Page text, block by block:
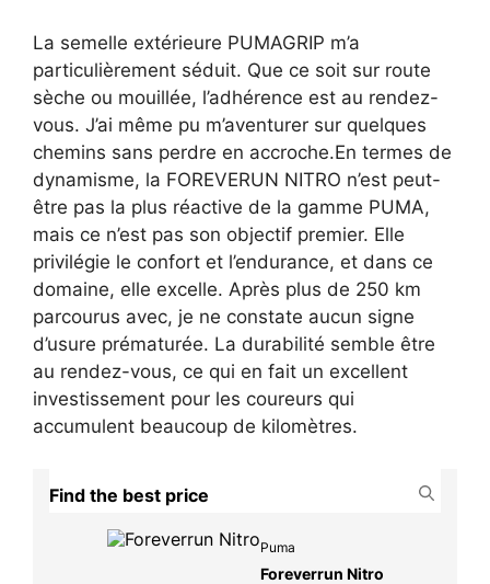
La semelle extérieure PUMAGRIP m’a
particulièrement séduit. Que ce soit sur route
sèche ou mouillée, l’adhérence est au rendez-
vous. J’ai même pu m’aventurer sur quelques
chemins sans perdre en accroche.En termes de
dynamisme, la FOREVERUN NITRO n’est peut-
être pas la plus réactive de la gamme PUMA,
mais ce n’est pas son objectif premier. Elle
privilégie le confort et l’endurance, et dans ce
domaine, elle excelle. Après plus de 250 km
parcourus avec, je ne constate aucun signe
d’usure prématurée. La durabilité semble être
au rendez-vous, ce qui en fait un excellent
investissement pour les coureurs qui
accumulent beaucoup de kilomètres.